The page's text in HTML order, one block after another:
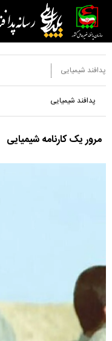
پدافند شیمیایی
پدافند شیمیایی
مرور یک کارنامه شیمیایی